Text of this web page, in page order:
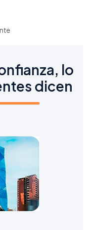
lo
dicen